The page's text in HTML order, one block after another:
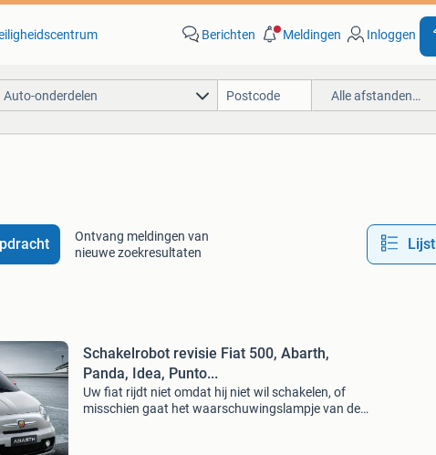
Berichten Meldingen Inloggen
Auto-onderdelen Alle afstanden…
Ontvang meldingen van
nieuwe zoekresultaten
Lijst
Schakelrobot revisie Fiat 500, Abarth,
Panda, Idea, Punto...
Uw fiat rijdt niet omdat hij niet wil schakelen, of
misschien gaat het waarschuwingslampje van de